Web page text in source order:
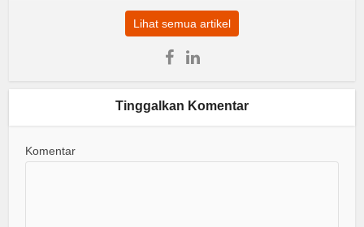
Lihat semua artikel
Tinggalkan Komentar
Komentar